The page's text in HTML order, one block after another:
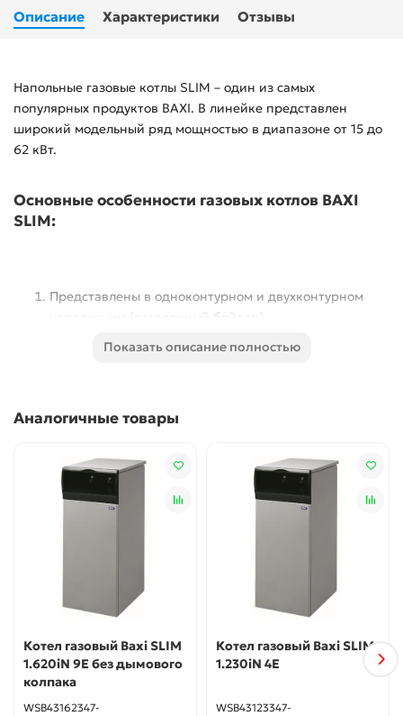
Описание Характеристики Отзывы
Напольные газовые котлы SLIM – один из самых
популярных продуктов BAXI. В линейке представлен
широкий модельный ряд мощностью в диапазоне от 15 до
62 кВт.
Основные особенности газовых котлов BAXI
SLIM:
Представлены в одноконтурном и двухконтурном
исполнении (встроенный бойлер).
пламени, а также датчиком низкого давления газа.
Экономичность. Высокая эффективность котлов,
обеспечивающаяся гибкостью регулировок и
наличием чугунного первичного теплообменника.
Гарантированное качество. Все газовые котлы BAXI
Показать описание полностью
Аналогичные товары
Котел газовый Baxi SLIM
1.620iN 9E без дымового
колпака
WSB43162347-
Котел газовый Baxi SLIM
1.230iN 4E
WSB43123347-